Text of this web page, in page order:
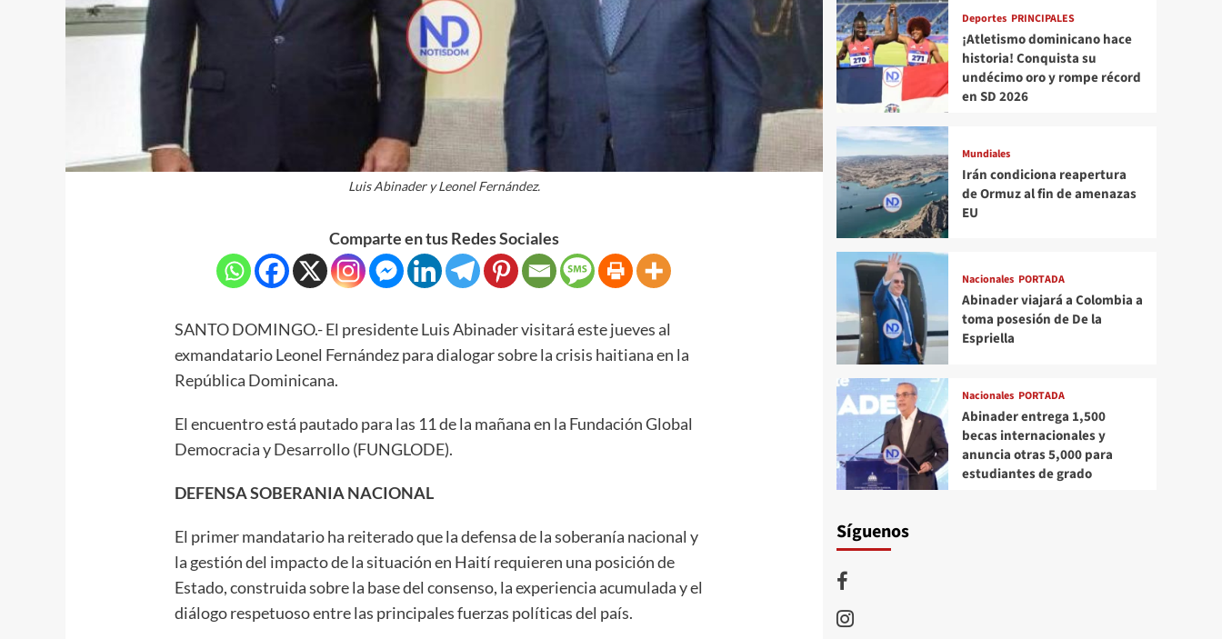
Luis Abinader y Leonel Fernández.
Comparte en tus Redes Sociales
SANTO DOMINGO.- El presidente Luis Abinader visitará este jueves al
exmandatario Leonel Fernández para dialogar sobre la crisis haitiana en la
República Dominicana.
El encuentro está pautado para las 11 de la mañana en la Fundación Global
Democracia y Desarrollo (FUNGLODE).
DEFENSA SOBERANIA NACIONAL
El primer mandatario ha reiterado que la defensa de la soberanía nacional y
la gestión del impacto de la situación en Haití requieren una posición de
Estado, construida sobre la base del consenso, la experiencia acumulada y el
diálogo respetuoso entre las principales fuerzas políticas del país.
Deportes PRINCIPALES
¡Atletismo dominicano hace
historia! Conquista su
undécimo oro y rompe récord
en SD 2026
Mundiales
Irán condiciona reapertura
de Ormuz al fin de amenazas
EU
Nacionales PORTADA
Abinader viajará a Colombia a
toma posesión de De la
Espriella
Nacionales PORTADA
Abinader entrega 1,500
becas internacionales y
anuncia otras 5,000 para
estudiantes de grado
Síguenos